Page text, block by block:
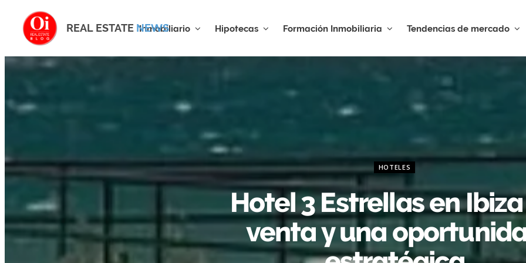
REAL ESTATE NEWS
Inmobiliario Hipotecas Formación Inmobiliaria Tendencias de mercado
HOTELES
Hotel 3 Estrellas en
venta y una